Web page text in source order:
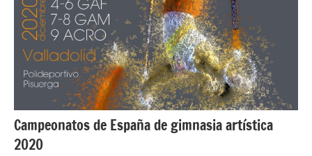
Campeonatos de España de gimnasia artística
2020